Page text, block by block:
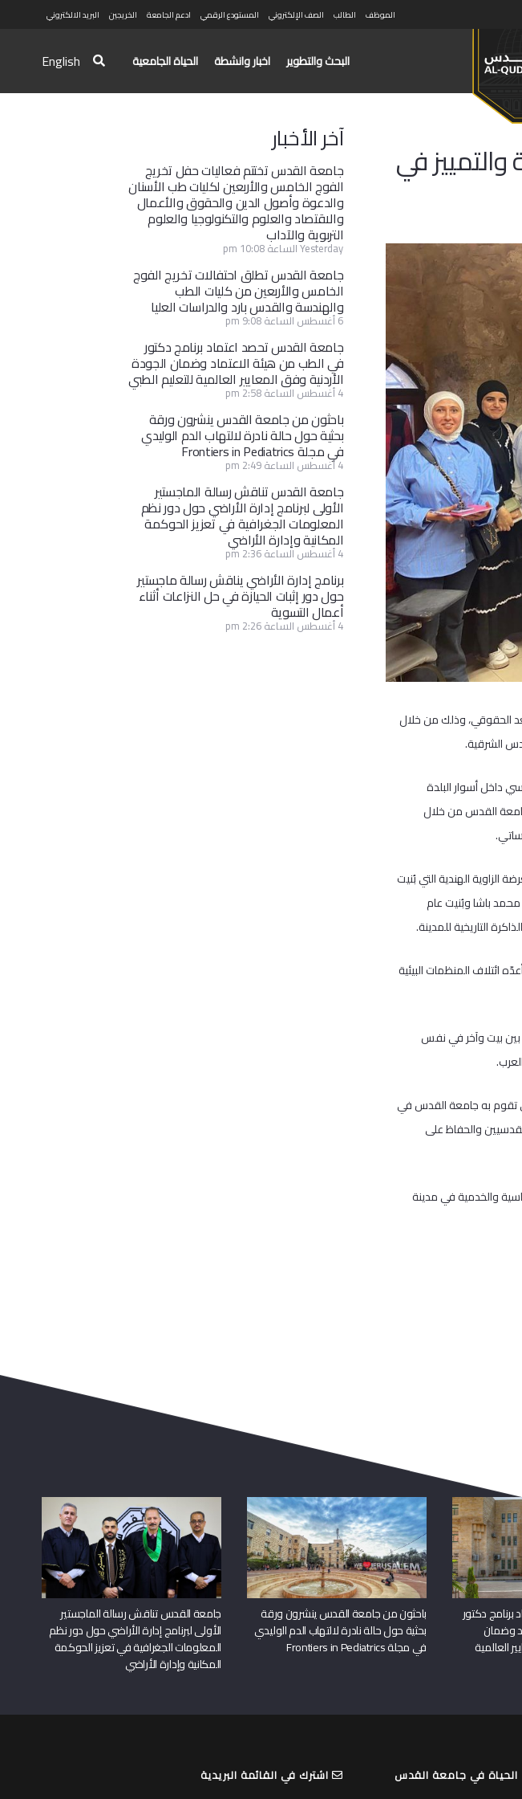
الموظف الطالب الصف الإلكتروني المستودع الرقمي ادعم الجامعة الخريجين البريد الالكتروني
البحث والتطوير اخبار وانشطة الحياة الجامعية English
في
الحقوقي، وذلك من خلال
الشرقية.
داخل أسوار البلدة
جامعة القدس من خلال
الهندية التي بُنيت
والي القدس محمد باشا وبُنيت عام
ائتلاف المنظمات البيئية
بين بيت وآخر في نفس
تقوم به جامعة القدس في
والحفاظ على
والخدمية في مدينة
آخر الأخبار
جامعة القدس تختتم فعاليات حفل تخريج
الفوج الخامس والأربعين لكليات طب الأسنان
والدعوة وأصول الدين والحقوق والأعمال
والاقتصاد والعلوم والتكنولوجيا والعلوم
التربوية والآداب
Yesterday الساعة 10:08 pm
جامعة القدس تطلق احتفالات تخريج الفوج
الخامس والأربعين من كليات الطب
والهندسة والقدس بارد والدراسات العليا
6 أغسطس الساعة 9:08 pm
جامعة القدس تحصد اعتماد برنامج دكتور
في الطب من هيئة الاعتماد وضمان الجودة
الأردنية وفق المعايير العالمية للتعليم الطبي
4 أغسطس الساعة 2:58 pm
باحثون من جامعة القدس ينشرون ورقة
بحثية حول حالة نادرة لالتهاب الدم الوليدي
في مجلة Frontiers in Pediatrics
4 أغسطس الساعة 2:49 pm
جامعة القدس تناقش رسالة الماجستير
الأولى لبرنامج إدارة الأراضي حول دور نظم
المعلومات الجغرافية في تعزيز الحوكمة
المكانية وإدارة الأراضي
4 أغسطس الساعة 2:36 pm
برنامج إدارة الأراضي يناقش رسالة ماجستير
حول دور إثبات الحيازة في حل النزاعات أثناء
أعمال التسوية
4 أغسطس الساعة 2:26 pm
دكتور
وضمان
العالمية
باحثون من جامعة القدس ينشرون ورقة
بحثية حول حالة نادرة لالتهاب الدم الوليدي
في مجلة Frontiers in Pediatrics
جامعة القدس تناقش رسالة الماجستير
الأولى لبرنامج إدارة الأراضي حول دور نظم
المعلومات الجغرافية في تعزيز الحوكمة
المكانية وإدارة الأراضي
الحياة في جامعة القدس اشترك في القائمة البريدية